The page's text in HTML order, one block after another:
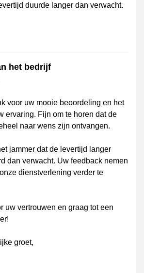
duurde langer dan verwacht.
het bedrijf
voor uw mooie beoordeling en het
ervaring. Fijn om te horen dat de
naar wens zijn ontvangen.
jammer dat de levertijd langer
dan verwacht. Uw feedback nemen
dienstverlening verder te
uw vertrouwen en graag tot een
groet,